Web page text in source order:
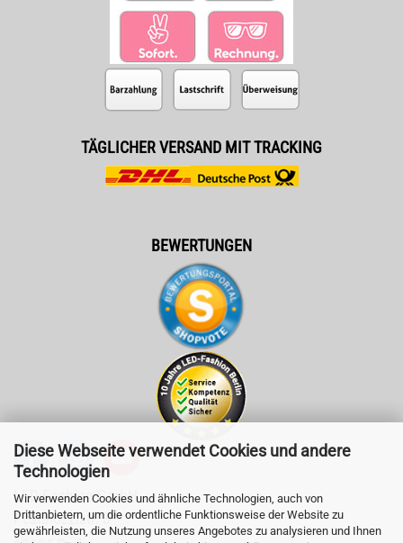
Diese Webseite verwendet Cookies und andere
Technologien
Wir verwenden Cookies und ähnliche Technologien, auch von
Drittanbietern, um die ordentliche Funktionsweise der Website zu
gewährleisten, die Nutzung unseres Angebotes zu analysieren und Ihnen
TÄGLICHER VERSAND MIT TRACKING
BEWERTUNGEN
LED-Fashion GmbH
Pestalozzistr. 3